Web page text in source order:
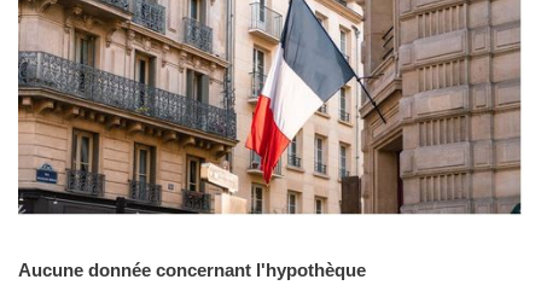
Aucune donnée concernant l'hypothèque